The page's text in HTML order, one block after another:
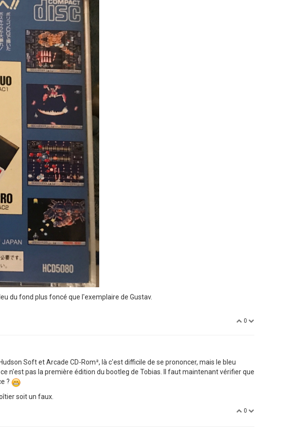
du fond plus foncé que l'exemplaire de Gustav.
0
Soft et Arcade CD-Rom², là c'est difficile de se prononcer, mais le bleu
n'est pas la première édition du bootleg de Tobias. Il faut maintenant vérifier que
?
soit un faux.
0